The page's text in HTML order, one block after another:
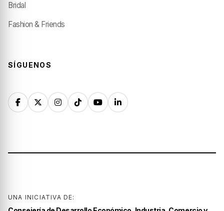
Bridal
Fashion & Friends
SÍGUENOS
UNA INICIATIVA DE: